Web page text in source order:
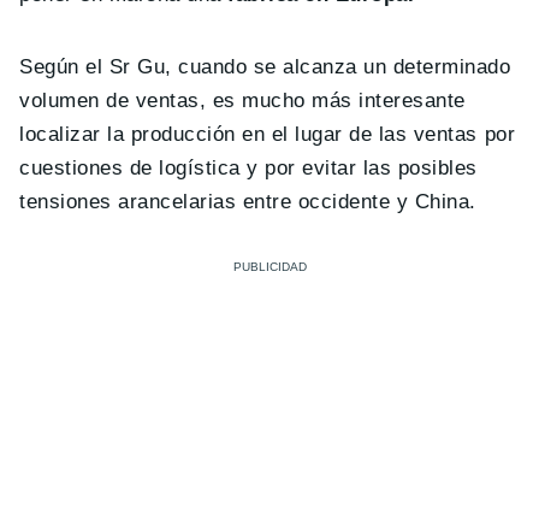
Según el Sr Gu, cuando se alcanza un determinado
volumen de ventas, es mucho más interesante
localizar la producción en el lugar de las ventas por
cuestiones de logística y por evitar las posibles
tensiones arancelarias entre occidente y China.